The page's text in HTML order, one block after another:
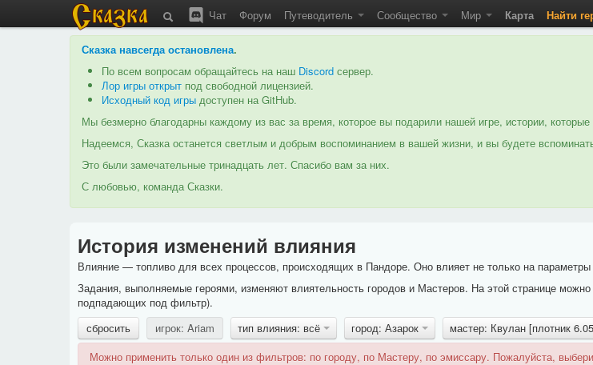
Чат Форум Путеводитель Сообщество Мир Карта Найти
Сказка навсегда остановлена.
По всем вопросам обращайтесь на наш Discord сервер.
Лор игры открыт под свободной лицензией.
Исходный код игры доступен на GitHub.
Мы безмерно благодарны каждому из вас за время, которое вы подарили нашей игре, истории,
Надеемся, Сказка останется светлым и добрым воспоминанием в вашей жизни, и вы будете
Это были замечательные тринадцать лет. Спасибо вам за них.
С любовью, команда Сказки.
История изменений влияния
Влияние — топливо для всех процессов, происходящих в Пандоре. Оно влияет не только на
Задания, выполняемые героями, изменяют влиятельность городов и Мастеров. На этой странице
подпадающих под фильтр).
сбросить
игрок: Ariam тип влияния: всё город: Азарок
мастер: Квулан [плотник
Можно применить только один из фильтров: по городу, по Мастеру, по эмиссару. Пожалуйста,